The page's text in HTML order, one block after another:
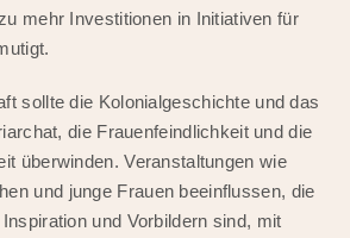
mehr Investitionen in Initiativen für
sollte die Kolonialgeschichte und das
die Frauenfeindlichkeit und die
überwinden. Veranstaltungen wie
und junge Frauen beeinflussen, die
und Vorbildern sind, mit